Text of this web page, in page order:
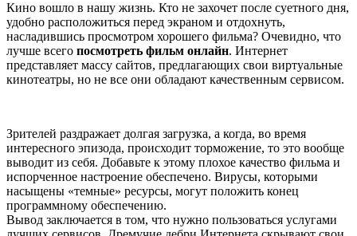
Кино вошло в нашу жизнь. Кто не захочет после суетного дня,
удобно расположиться перед экраном и отдохнуть,
насладившись просмотром хорошего фильма? Очевидно, что
лучше всего посмотреть фильм онлайн. Интернет
представляет массу сайтов, предлагающих свои виртуальные
кинотеатры, но не все они обладают качественным сервисом.
Зрителей раздражает долгая загрузка, а когда, во время
интересного эпизода, происходит торможение, то это вообще
выводит из себя. Добавьте к этому плохое качество фильма и
испорченное настроение обеспечено. Вирусы, которыми
насыщены «темные» ресурсы, могут положить конец
программному обеспечению.
Вывод заключается в том, что нужно пользоваться услугами